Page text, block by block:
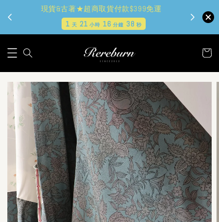
現貨&古著★超商取貨付款$399免運
1 天 21 小時 16 分鐘 36秒